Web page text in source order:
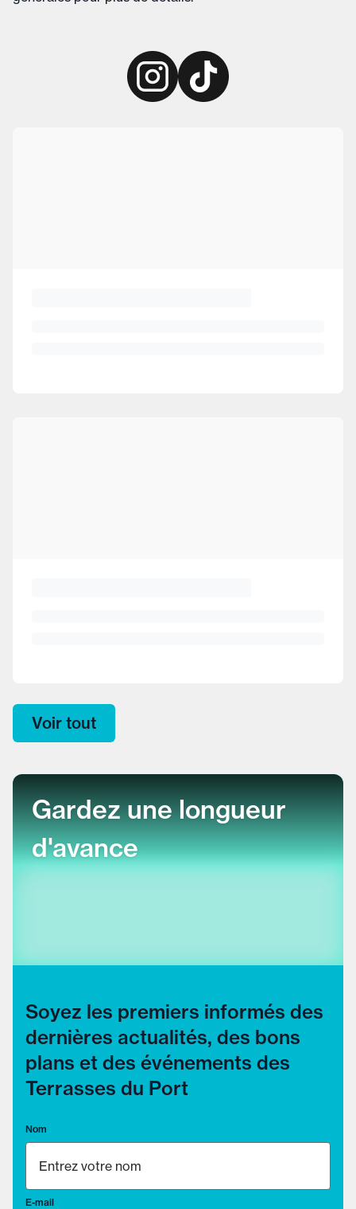
Voir tout
Gardez une longueur
d'avance
Soyez les premiers informés des
dernières actualités, des bons
plans et des événements des
Terrasses du Port
Nom
E-mail